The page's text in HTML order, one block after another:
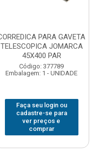
PARA GAVETA
TELESCOPICA JOMARCA
45X400 PAR
Código: 377789
Embalagem: 1 - UNIDADE
Faça seu login ou
cadastre-se para
ver preços e
comprar